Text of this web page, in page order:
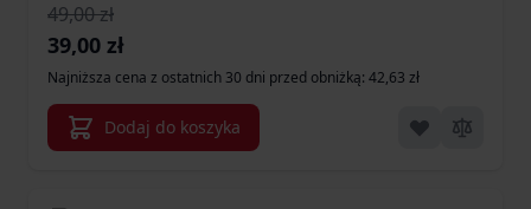
49,00 zł
Cena promocyjna
39,00 zł
Najniższa cena z ostatnich 30 dni przed obniżką: 42,63 zł
Dodaj do koszyka